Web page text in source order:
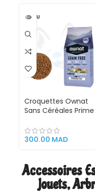
VENDU
Croquettes Ownat
Sans Céréales Prime
Chats Stérilisés Haute
teneur en protéines
300.00 MAD
Accessoires
Jouets,